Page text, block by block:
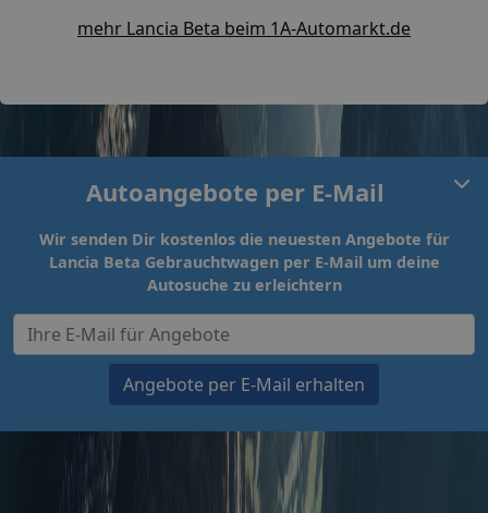
mehr Lancia Beta beim 1A-Automarkt.de
Autoangebote per E-Mail
Wir senden Dir kostenlos die neuesten Angebote für
Lancia Beta Gebrauchtwagen per E-Mail um deine
Autosuche zu erleichtern
Angebote per E-Mail erhalten